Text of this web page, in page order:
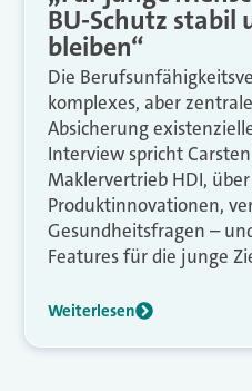
BU-Schutz stabil
bleiben“
Die
komplexes, aber
Absicherung
Interview spricht
Maklervertrieb HDI,
Produktinnovationen,
Gesundheitsfragen –
Features für die junge
Weiterlesen